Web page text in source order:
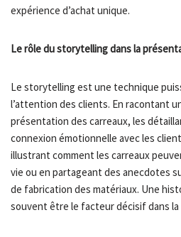
expérience d’achat unique.
Le rôle du storytelling dans la
Le storytelling est une technique
l’attention des clients. En racontant
présentation des carreaux, les
connexion émotionnelle avec les
illustrant comment les carreaux
vie ou en partageant des anecdotes
de fabrication des matériaux. Une
souvent être le facteur décisif dans la